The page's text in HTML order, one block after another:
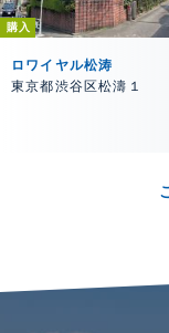
購入
ロワイヤル松涛
東京都渋谷区松濤１